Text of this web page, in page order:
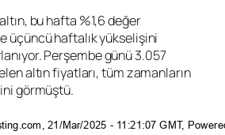
bu hafta %1,6 değer
üçüncü haftalık yükselişini
Perşembe günü 3.057
altın fiyatları, tüm zamanların
görmüştü.